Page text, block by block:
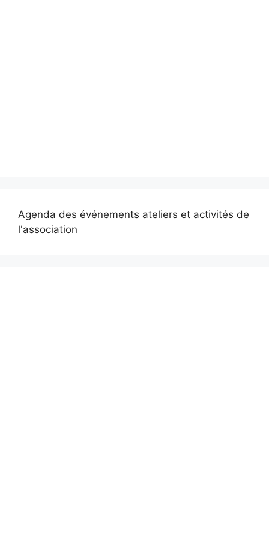
Agenda des événements ateliers et activités de
l'association